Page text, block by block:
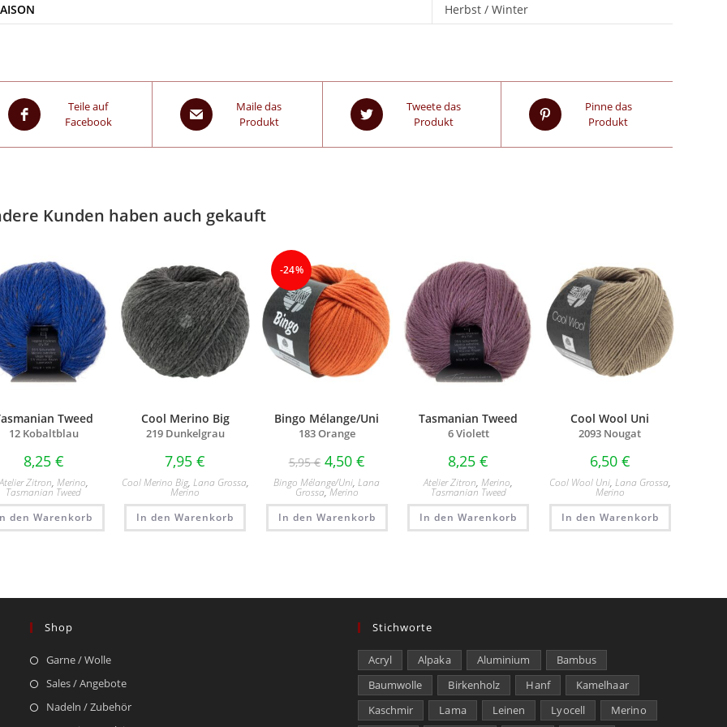
Herbst / Winter
Teile auf
Facebook
Maile das
Produkt
Tweete das
Produkt
Pinne das
Produkt
Kunden haben auch gekauft
Tweed
12 Kobaltblau
8,25 €
Zitron, Merino,
Tasmanian Tweed
den Warenkorb
Cool Merino Big
219 Dunkelgrau
7,95€
Cool Merino Big, Lana Grossa,
Merino
In den Warenkorb
-24%
Bingo Mélange/Uni
183 Orange
5,95€ 4,50 €
Bingo Mélange/​Uni,Lana
Grossa,Merino
In den Warenkorb
Tasmanian Tweed
6 Violett
8,25€
Atelier Zitron,Merino,
Tasmanian Tweed
In den Warenkorb
Cool Wool Uni
2093 Nougat
6,50 €
Cool Wool Uni, Lana Grossa,
Merino
In den Warenkorb
Shop
Garne / Wolle
Sales / Angebote
Nadeln / Zubehör
Stichworte
Acryl Alpaka Aluminium
Bambus
Baumwolle
Birkenholz Hanf
Kamelhaar
Kaschmir
Lama Leinen Lyocell Merino